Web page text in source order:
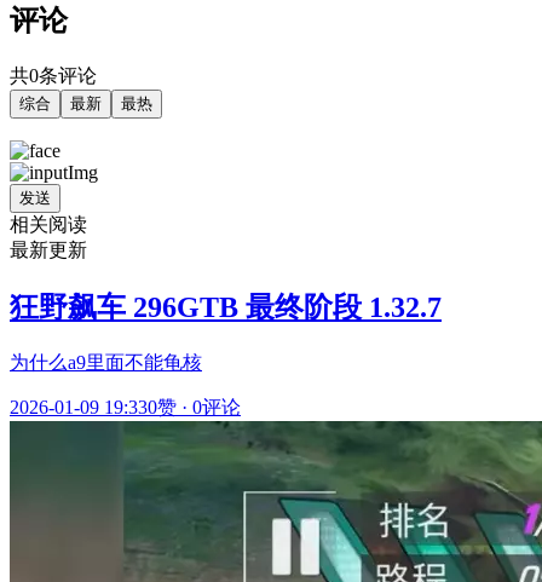
评论
共0条评论
综合 最新 最热
发送
相关阅读
最新更新
狂野飙车 296GTB 最终阶段 1.32.7
为什么a9里面不能龟核
2026-01-09 19:330赞 · 0评论